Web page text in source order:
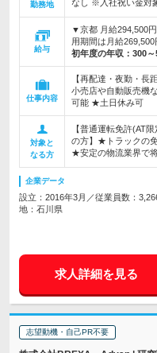
勤務地
なし ※入社祝い金対
給与
▼京都 月給294,500
用期間は月給
初年度の年収： 300～
仕事内容
【再配達・夜勤・長
小売店や自動販売機
可能 ★土日休み可
対象と
なる方
【普通運転免許(AT
の方】★トラックの
★安定の物流業界で
企業データ
設立：2016年3月／従業員数：
地：石川県
求人詳細を見る
志望動機・自己PR不要